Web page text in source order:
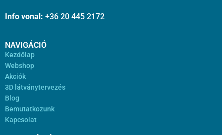
Info vonal: +36 20 445 2172
NAVIGÁCIÓ
Kezdőlap
Webshop
Akciók
3D látványtervezés
Blog
Bemutatkozunk
Kapcsolat